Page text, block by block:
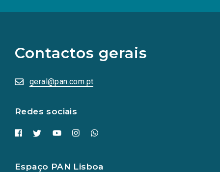
Contactos gerais
geral@pan.com.pt
Redes sociais
redes
sociais
numa
nova
Espaço PAN Lisboa